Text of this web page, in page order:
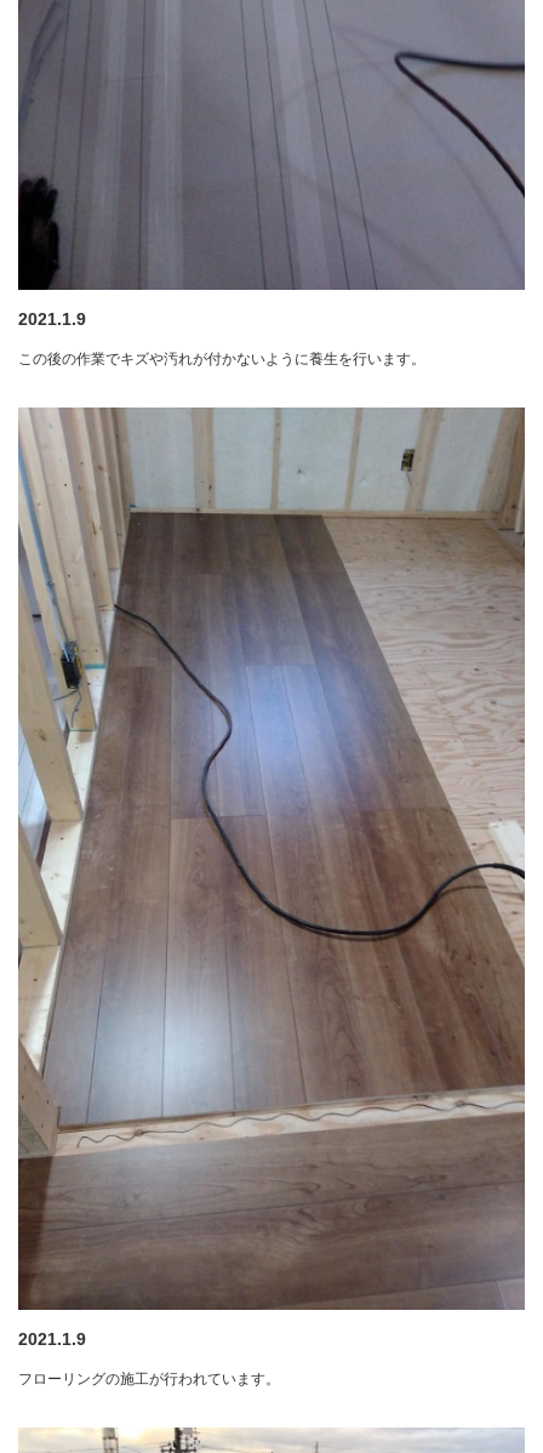
2021.1.9
この後の作業でキズや汚れが付かないように養生を行います。
2021.1.9
フローリングの施工が行われています。